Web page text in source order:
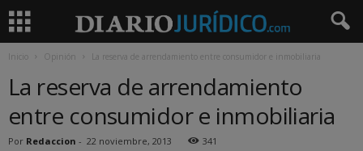
Inicio Opinión La reserva de arrendamiento entre consumidor e inmobiliaria
La reserva de arrendamiento
entre consumidor e inmobiliaria
Por Redaccion - 22 noviembre, 2013 341